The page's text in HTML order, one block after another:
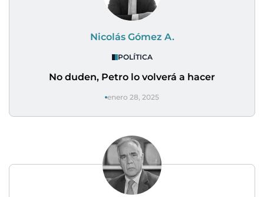
Nicolás Gómez A.
POLÍTICA
No duden, Petro lo volverá a hacer
enero 28, 2025